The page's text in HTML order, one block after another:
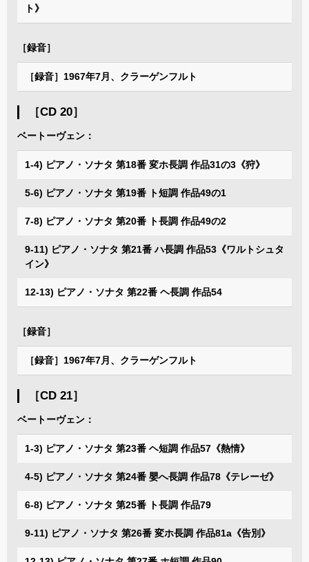
ト》
［録音］
［録音］1967年7月、クラーゲンフルト
［CD 20］
ベートーヴェン：
1-4) ピアノ・ソナタ 第18番 変ホ長調 作品31の3《狩》
5-6) ピアノ・ソナタ 第19番 ト短調 作品49の1
7-8) ピアノ・ソナタ 第20番 ト長調 作品49の2
9-11) ピアノ・ソナタ 第21番 ハ長調 作品53《ワルトシュタ
イン》
12-13) ピアノ・ソナタ 第22番 ヘ長調 作品54
［録音］
［録音］1967年7月、クラーゲンフルト
［CD 21］
ベートーヴェン：
1-3) ピアノ・ソナタ 第23番 ヘ短調 作品57《熱情》
4-5) ピアノ・ソナタ 第24番 嬰へ長調 作品78《テレーゼ》
6-8) ピアノ・ソナタ 第25番 ト長調 作品79
9-11) ピアノ・ソナタ 第26番 変ホ長調 作品81a《告別》